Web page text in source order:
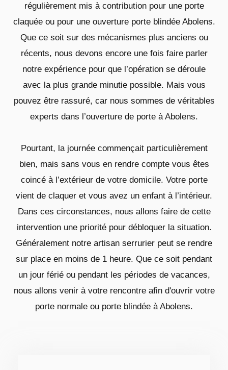
régulièrement mis à contribution pour une porte
claquée ou pour une ouverture porte blindée Abolens.
Que ce soit sur des mécanismes plus anciens ou
récents, nous devons encore une fois faire parler
notre expérience pour que l’opération se déroule
avec la plus grande minutie possible. Mais vous
pouvez être rassuré, car nous sommes de véritables
experts dans l’ouverture de porte à Abolens.
Pourtant, la journée commençait particulièrement
bien, mais sans vous en rendre compte vous êtes
coincé à l’extérieur de votre domicile. Votre porte
vient de claquer et vous avez un enfant à l’intérieur.
Dans ces circonstances, nous allons faire de cette
intervention une priorité pour débloquer la situation.
Généralement notre artisan serrurier peut se rendre
sur place en moins de 1 heure. Que ce soit pendant
un jour férié ou pendant les périodes de vacances,
nous allons venir à votre rencontre afin d'ouvrir votre
porte normale ou porte blindée à Abolens.